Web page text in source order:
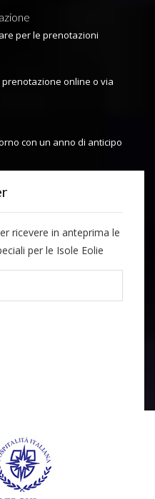
per le prenotazioni
online o via
con un anno di anticipo
ricevere in anteprima le
per le Isole Eolie